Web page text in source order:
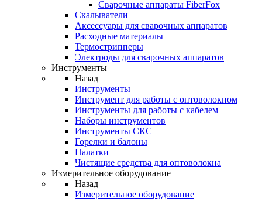
Cварочные аппараты FiberFox
Скалыватели
Аксессуары для сварочных аппаратов
Расходные материалы
Термострипперы
Электроды для сварочных аппаратов
Инструменты
Назад
Инструменты
Инструмент для работы с оптоволокном
Инструменты для работы с кабелем
Наборы инструментов
Инструменты СКС
Горелки и балоны
Палатки
Чистящие средства для оптоволокна
Измерительное оборудование
Назад
Измерительное оборудование